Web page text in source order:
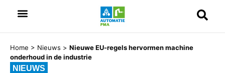
Home > Nieuws > Nieuwe EU-regels hervormen machine
onderhoud in de industrie
NIEUWS